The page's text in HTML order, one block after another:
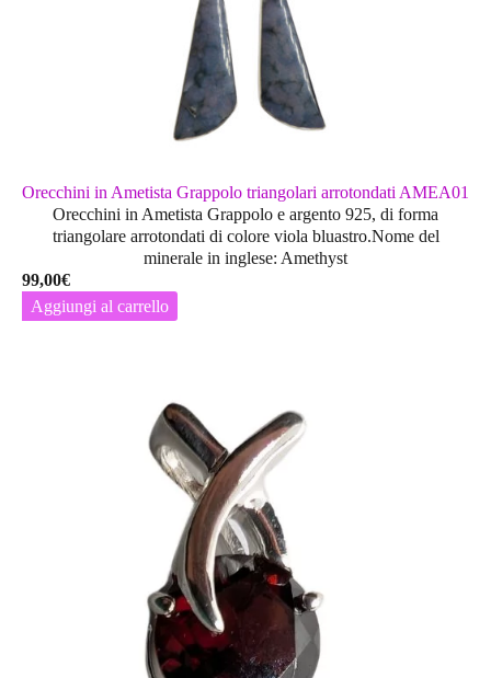
Orecchini in Ametista Grappolo triangolari arrotondati AMEA01
Orecchini in Ametista Grappolo e argento 925, di forma
triangolare arrotondati di colore viola bluastro.Nome del
minerale in inglese: Amethyst
99,00€
Aggiungi al carrello